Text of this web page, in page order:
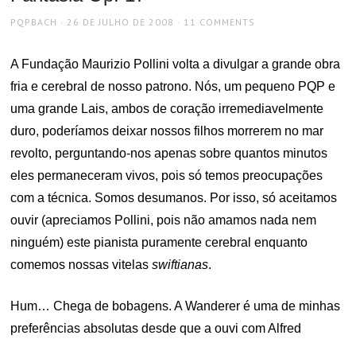
AUTHOR
PQPBACH
POSTED
26 DE JULHO DE 2008 11 COMMENTS
A Fundação Maurizio Pollini volta a divulgar a grande obra
fria e cerebral de nosso patrono. Nós, um pequeno PQP e
uma grande Lais, ambos de coração irremediavelmente
duro, poderíamos deixar nossos filhos morrerem no mar
revolto, perguntando-nos apenas sobre quantos minutos
eles permaneceram vivos, pois só temos preocupações
com a técnica. Somos desumanos. Por isso, só aceitamos
ouvir (apreciamos Pollini, pois não amamos nada nem
ninguém) este pianista puramente cerebral enquanto
comemos nossas vitelasswiftianas.
Hum… Chega de bobagens. A Wanderer é uma de minhas
preferências absolutas desde que a ouvi com Alfred